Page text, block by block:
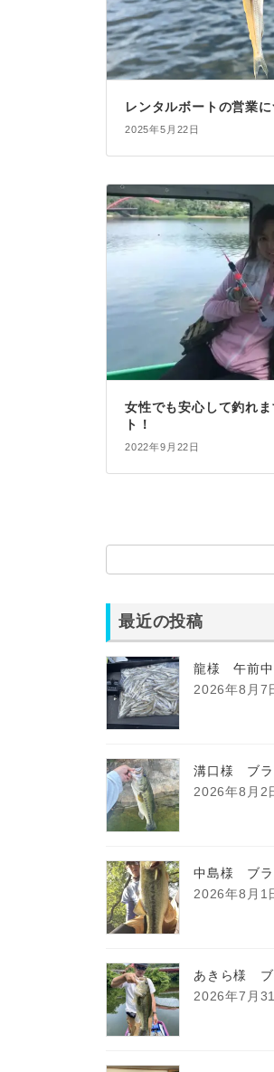
レンタルボートの営業
2025年5月22日
女性でも安心して釣れ
ト！
2022年9月22日
最近の投稿
龍様 午前
2026年8月7
溝口様 ブ
2026年8月2
中島様 ブ
2026年8月1
あきら様
2026年7月